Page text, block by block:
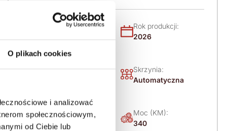
O plikach cookies
i analizować
społecznościowym,
od Ciebie lub
(2026)
Nadwozie:
Rok produkcji:
2026
Napęd:
Skrzynia:
Automatyczna
Paliwo:
Diesel
Moc (KM):
340